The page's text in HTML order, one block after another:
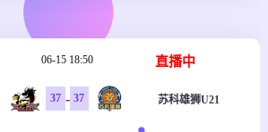
06-15 18:50 直播中
37 - 37 苏科雄狮U21